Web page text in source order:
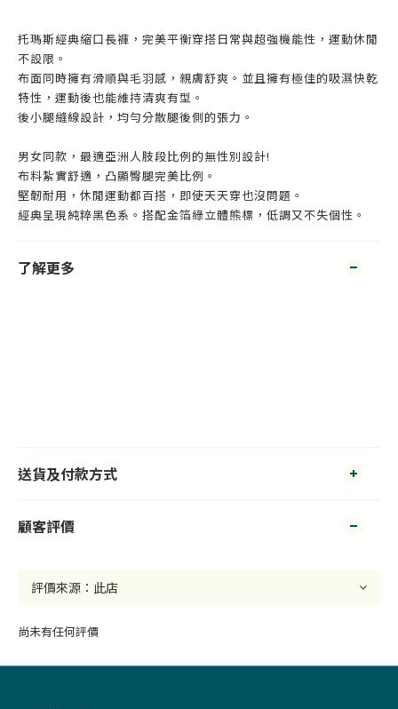
托瑪斯經典縮口長褲，完美平衡穿搭日常與超強機能性，運動休閒
不設限。
布面同時擁有滑順與毛羽感，親膚舒爽。並且擁有極佳的吸濕快乾
特性，運動後也能維持清爽有型。
後小腿縫線設計，均勻分散腿後側的張力。
男女同款，最適亞洲人肢段比例的無性別設計!
布料紮實舒適，凸顯臀腿完美比例。
堅韌耐用，休閒運動都百搭，即使天天穿也沒問題。
經典呈現純粹黑色系。搭配金箔綠立體熊標，低調又不失個性。
了解更多
送貨及付款方式
顧客評價
尚未有任何評價